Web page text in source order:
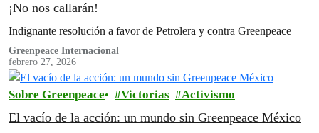
¡No nos callarán!
Indignante resolución a favor de Petrolera y contra Greenpeace
Greenpeace Internacional
febrero 27, 2026
Sobre Greenpeace Victorias Activismo
El vacío de la acción: un mundo sin Greenpeace México